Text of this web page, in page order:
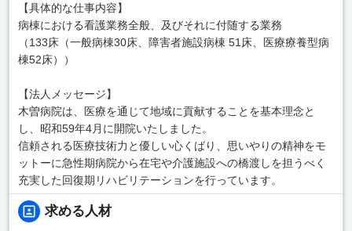
【具体的な仕事内容】
病棟における看護業務全般、及びそれに付随する業務
（133床（一般病棟30床、障害者施設病棟 51床、医療療養型病
棟52床））
【法人メッセージ】
木曽病院は、医療を通じて地域に貢献することを基本理念と
し、昭和59年4月に開院いたしました。
信頼される医療技術力と優しい心くばり、思いやりの精神をモ
ットーに急性期病院から在宅や介護施設への橋渡しを担うべく
充実した回復期リハビリテーションを行っています。
求める人材